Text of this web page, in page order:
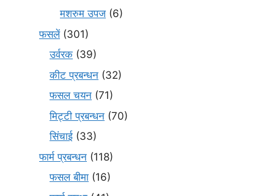
मशरुम उपज (6)
फसलें(301)
उर्वरक (39)
कीट प्रबन्धन (32)
फसल चयन (71)
मि‌ट्टी प्रबन्धन (70)
सिंचाई (33)
फार्म प्रबन्धन (118)
फसल बीमा (16)